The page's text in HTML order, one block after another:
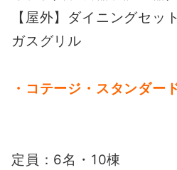
【屋外】ダイニングセッ
ガスグリル
・コテージ・スタンダー
定員：6名・10棟